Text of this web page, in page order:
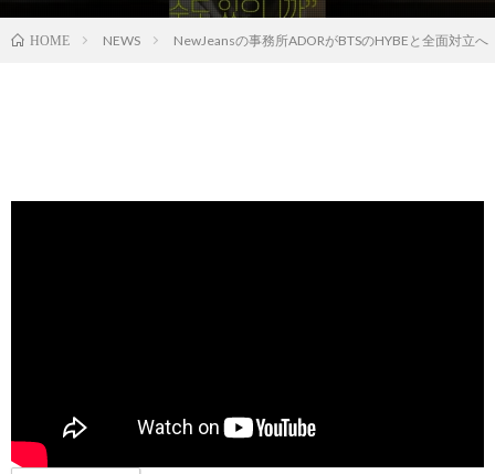
HOME NEWS NewJeansの事務所ADORがBTSのHYBEと全面対立